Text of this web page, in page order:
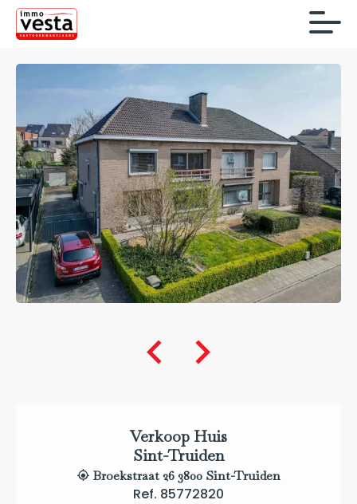
Verkoop Huis
Sint-Truiden
Broekstraat 26 3800 Sint-Truiden
Ref. 85772820